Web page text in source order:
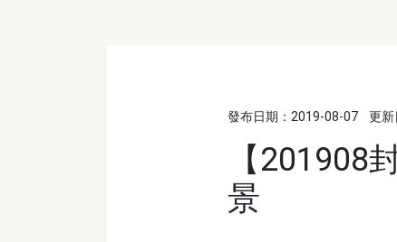
發布日期：2019-08-07 更
【201908
景